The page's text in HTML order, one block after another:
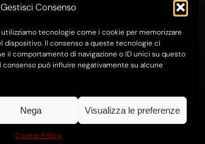
Gestisci Consenso
tecnologie come i cookie per memorizzare
dispositivo. Il consenso a queste tecnologie ci
il comportamento di navigazione o ID unici su questo
può influire negativamente su alcune
Nega Visualizza le preferenze
Cookie Policy
1, 00195 Roma RM
Roma RM
Utilizzo